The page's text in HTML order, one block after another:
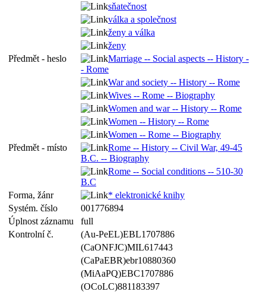
sňatečnost
válka a společnost
ženy a válka
ženy
Předmět - heslo
Marriage -- Social aspects -- History -
- Rome
War and society -- History -- Rome
Wives -- Rome -- Biography
Women and war -- History -- Rome
Women -- History -- Rome
Women -- Rome -- Biography
Předmět - místo
Rome -- History -- Civil War, 49-45
B.C. -- Biography
Rome -- Social conditions -- 510-30
B.C
Forma, žánr
* elektronické knihy
Systém. číslo
001776894
Úplnost záznamu
full
Kontrolní č.
(Au-PeEL)EBL1707886
(CaONFJC)MIL617443
(CaPaEBR)ebr10880360
(MiAaPQ)EBC1707886
(OCoLC)881183397